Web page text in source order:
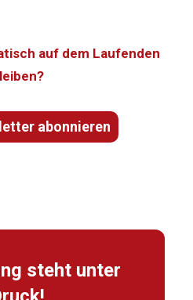
auf dem Laufenden
abonnieren
steht unter